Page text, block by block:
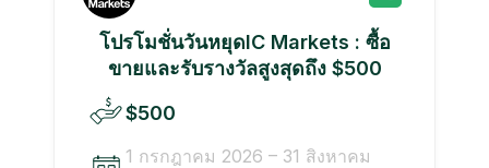
โปรโมชั่นวันหยุดIC Markets : ซื้อ
ขายและรับรางวัลสูงสุดถึง $500
$500
1 กรกฎาคม 2026 – 31 สิงหาคม